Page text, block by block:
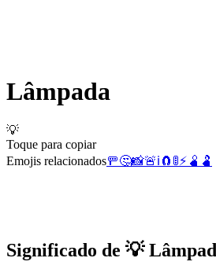
Lâmpada
💡
Toque para copiar
Emojis relacionados🚥🤔📸🚨ℹ️ 🧲 🚦⚡ 🫄 🫃
Significado de 💡